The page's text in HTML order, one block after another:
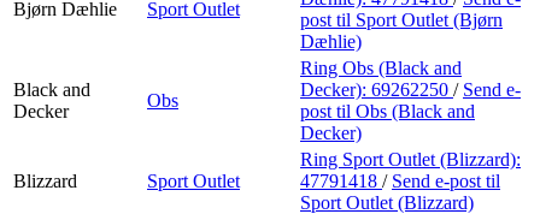
Bjørn Dæhlie Sport Outlet
post til Sport Outlet (Bjørn
Dæhlie)
Black and
Decker
Obs
Ring Obs (Black and
Decker): 69262250 / Send e-
post til Obs (Black and
Decker)
Blizzard Sport Outlet
Ring Sport Outlet (Blizzard):
47791418 / Send e-post til
Sport Outlet (Blizzard)